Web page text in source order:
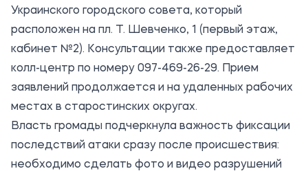
Украинского городского совета, который
расположен на пл. Т. Шевченко, 1 (первый этаж,
кабинет №2). Консультации также предоставляет
колл-центр по номеру 097-469-26-29. Прием
заявлений продолжается и на удаленных рабочих
местах в старостинских округах.
Власть громады подчеркнула важность фиксации
последствий атаки сразу после происшествия:
необходимо сделать фото и видео разрушений